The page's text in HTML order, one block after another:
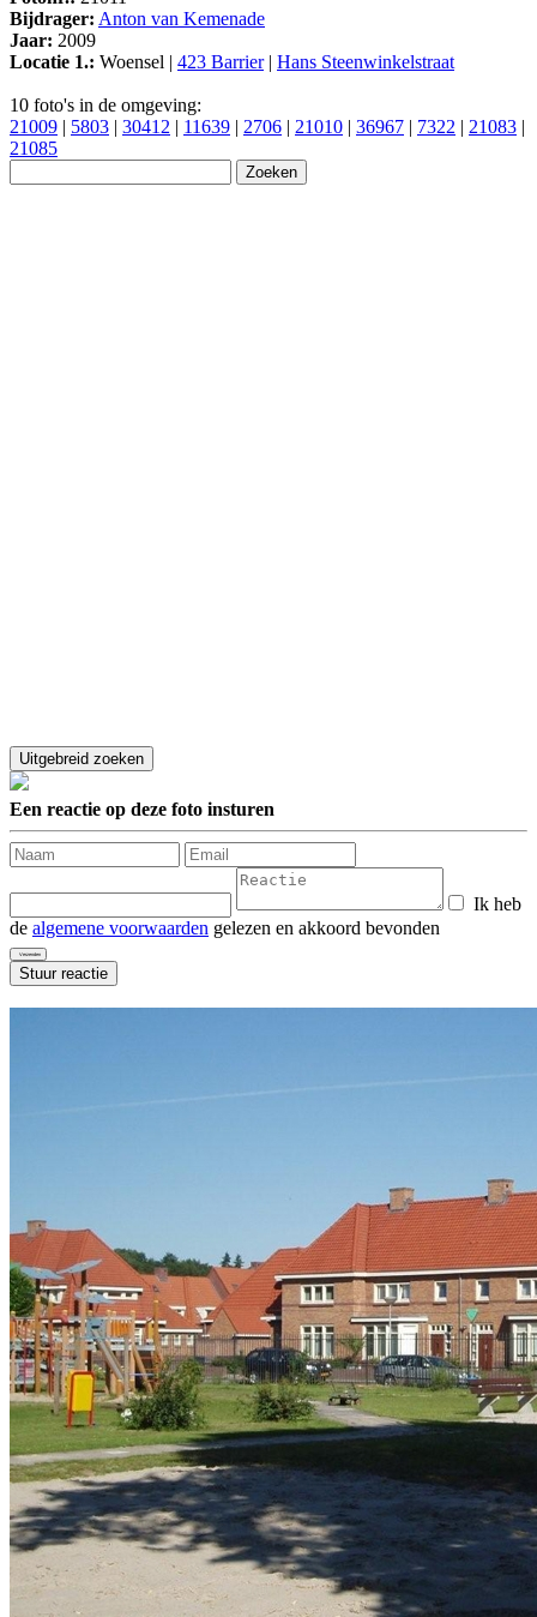
Bijdrager: Anton van Kemenade
Jaar: 2009
Locatie 1.: Woensel | 423 Barrier| Hans Steenwinkelstraat
10 foto's in de omgeving:
21009 | 5803 | 30412 | 11639 | 2706 | 21010 | 36967 | 7322 | 21083 |
21085
Een reactie op deze foto insturen
Ik heb
de algemene voorwaarden gelezen en akkoord bevonden